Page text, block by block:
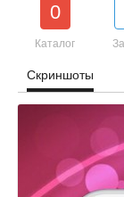
0
Каталог
Скриншоты